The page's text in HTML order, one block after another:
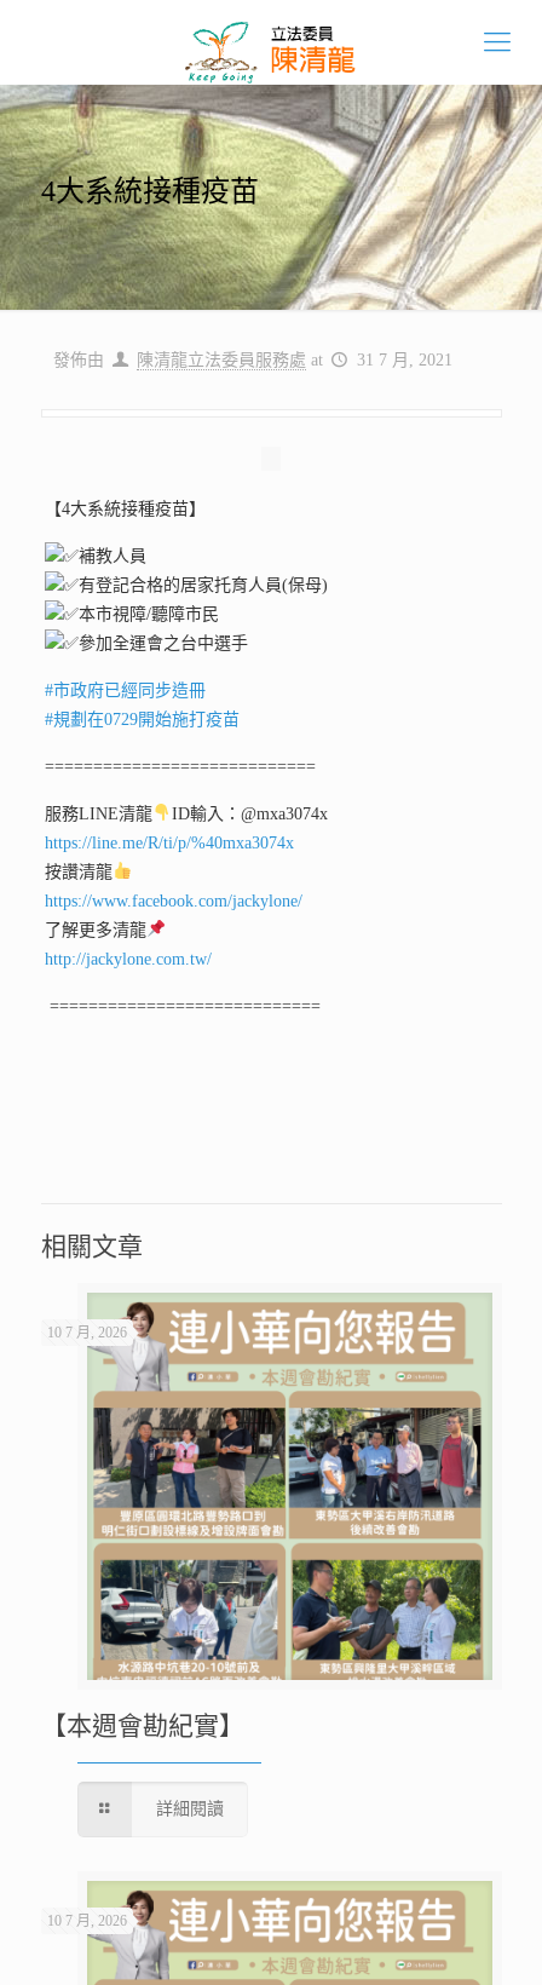
4大系統接種疫苗
發佈由 陳清龍立法委員服務處 at 31 7 月, 2021
【4大系統接種疫苗】
補教人員
有登記合格的居家托育人員(保母)
本市視障/聽障市民
參加全運會之台中選手
#市政府已經同步造冊
#規劃在0729開始施打疫苗
============================
服務LINE清龍
ID輸入：@mxa3074x
https://line.me/R/ti/p/%40mxa3074x
按讚清龍
https://www.facebook.com/jackylone/
了解更多清龍
http://jackylone.com.tw/
============================
相關文章
10 7 月, 2026
【本週會勘紀實】
詳細閱讀
10 7 月, 2026